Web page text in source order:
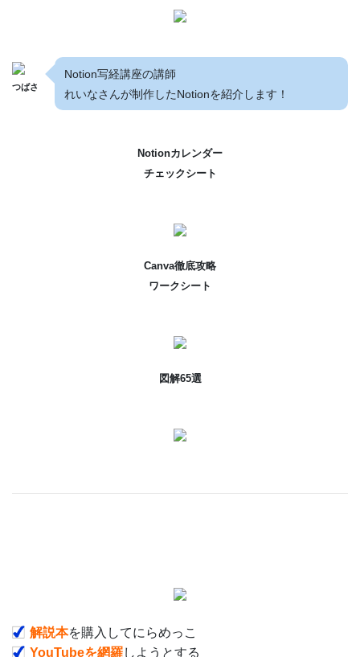
つばさ
Notion写経講座の講師
れいなさんが制作したNotionを紹介します！
Notionカレンダー
チェックシート
Canva徹底攻略
ワークシート
図解65選
解説本を購入してにらめっこ
YouTubeを網羅しようとする